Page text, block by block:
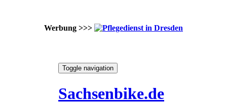
Werbung >>>
Toggle navigation
Sachsenbike.de